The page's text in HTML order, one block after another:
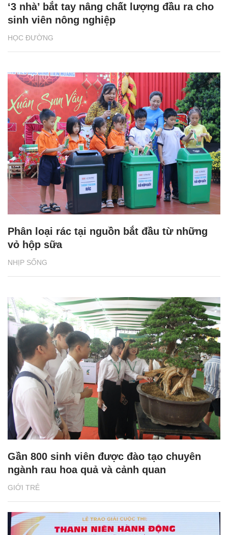
HỌC ĐƯỜNG
‘3 nhà’ bắt tay nâng chất lượng đầu ra cho
sinh viên nông nghiệp
NHỊP SỐNG
Phân loại rác tại nguồn bắt đầu từ những
vỏ hộp sữa
GIỚI TRẺ
Gần 800 sinh viên được đào tạo chuyên
ngành rau hoa quả và cảnh quan